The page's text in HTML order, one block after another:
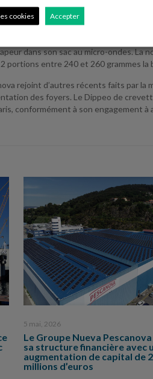
de notre cuisine et elles
et l’huile d’olive.
sous forme de barquette
dans son sac au micro-ondes. La
2 portions entre 240 et 260 grammes
rejoint d’autres récents faits par
des foyers. Le Dippeo de
conformément à son engagement
5 mai, 2026
Le Groupe Nueva
sa structure financière avec
augmentation de capital de
millions d’euros
cookies Accepter